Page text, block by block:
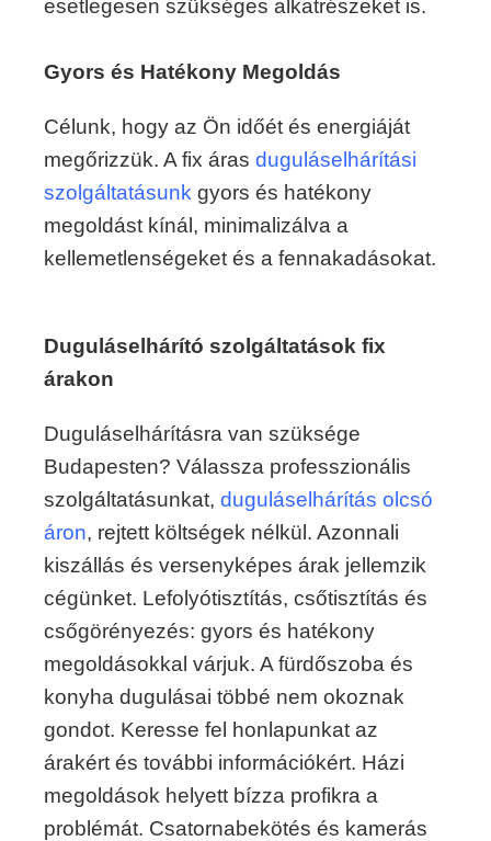
esetlegesen szükséges alkatrészeket is.
Gyors és Hatékony Megoldás
Célunk, hogy az Ön időét és energiáját
megőrizzük. A fix áras duguláselhárítási
szolgáltatásunk gyors és hatékony
megoldást kínál, minimalizálva a
kellemetlenségeket és a fennakadásokat.
Duguláselhárító szolgáltatások fix
árakon
Duguláselhárításra van szüksége
Budapesten? Válassza professzionális
szolgáltatásunkat, duguláselhárítás olcsó
áron, rejtett költségek nélkül. Azonnali
kiszállás és versenyképes árak jellemzik
cégünket. Lefolyótisztítás, csőtisztítás és
csőgörényezés: gyors és hatékony
megoldásokkal várjuk. A fürdőszoba és
konyha dugulásai többé nem okoznak
gondot. Keresse fel honlapunkat az
árakért és további információkért. Házi
megoldások helyett bízza profikra a
problémát. Csatornabekötés és kamerás